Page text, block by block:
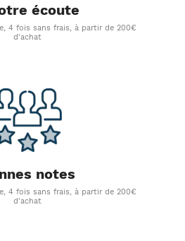
écoute
4 fois sans frais, à partir de 200€
d'achat
notes
4 fois sans frais, à partir de 200€
d'achat